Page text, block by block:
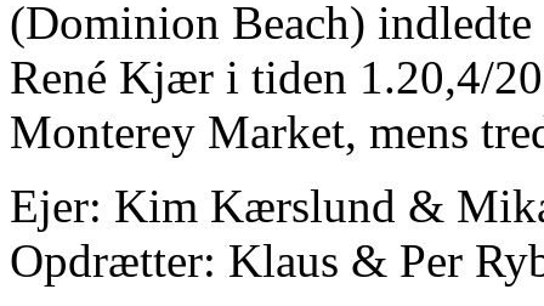
(Dominion Beach) indledte
René Kjær i tiden 1.20,4/
Monterey Market, mens
Ejer: Kim Kærslund &
Opdrætter: Klaus & Per